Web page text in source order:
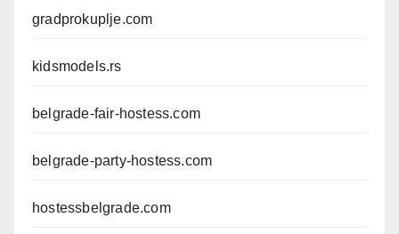
gradprokuplje.com
kidsmodels.rs
belgrade-fair-hostess.com
belgrade-party-hostess.com
hostessbelgrade.com